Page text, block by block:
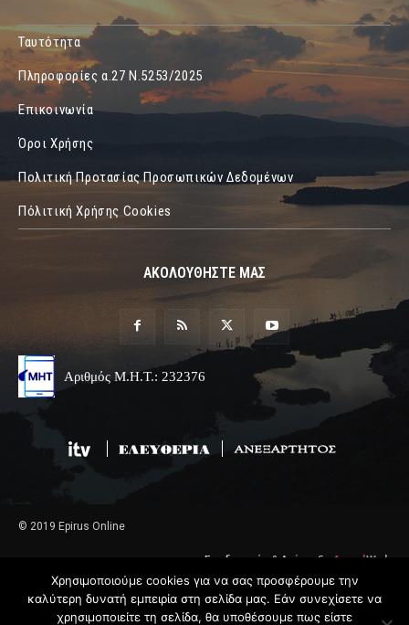
Ταυτότητα
Πληροφορίες α.27 Ν.5253/2025
Επικοινωνία
Όροι Χρήσης
Πολιτική Προτασίας Προσωπικών Δεδομένων
Πόλιτική Χρήσης Cookies
ΑΚΟΛΟΥΘΗΣΤΕ ΜΑΣ
Αριθμός Μ.Η.Τ.: 232376
© 2019 Epirus Online
Σχεδιασμός & Ανάπτυξη AngelWeb
Χρησιμοποιούμε cookies για να σας προσφέρουμε την
καλύτερη δυνατή εμπειρία στη σελίδα μας. Εάν συνεχίσετε να
χρησιμοποιείτε τη σελίδα, θα υποθέσουμε πως είστε